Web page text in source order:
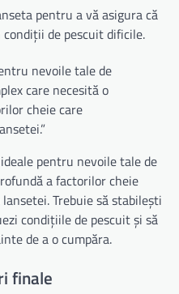
pentru a vă asigura că
de pescuit dificile.
nevoile tale de
care necesită o
cheie care
pentru nevoile tale de
a factorilor cheie
Trebuie să stabilești
condițiile de pescuit și să
de a o cumpăra.
finale